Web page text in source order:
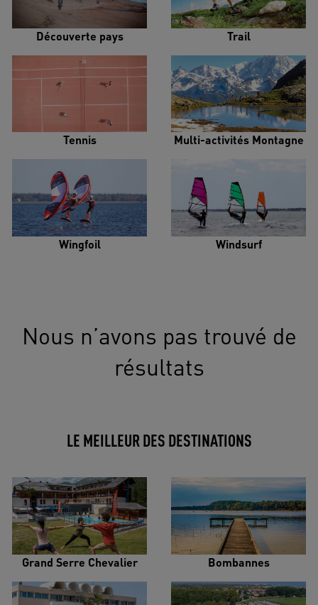
Découverte pays Trail
Tennis Multi-activités Montagne
Wingfoil Windsurf
Nous n’avons pas trouvé de
résultats
LE MEILLEUR DES DESTINATIONS
Grand Serre Chevalier Bombannes